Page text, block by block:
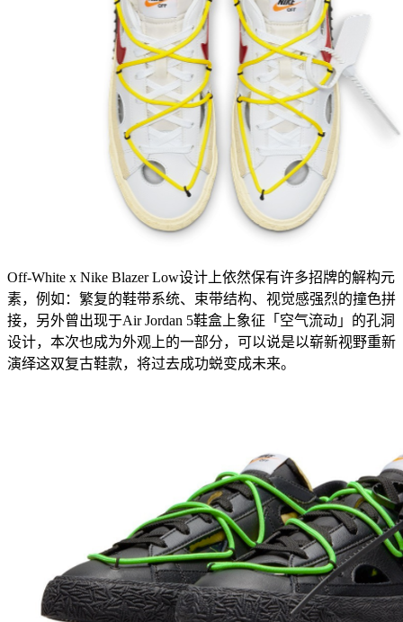
Off-White x Nike Blazer Low设计上依然保有许多招牌的解构元
素，例如：繁复的鞋带系统、束带结构、视觉感强烈的撞色拼
接，另外曾出现于Air Jordan 5鞋盒上象征「空气流动」的孔洞
设计，本次也成为外观上的一部分，可以说是以崭新视野重新
演绎这双复古鞋款，将过去成功蜕变成未来。